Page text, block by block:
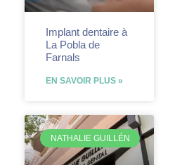
Implant dentaire à
La Pobla de
Farnals
EN SAVOIR PLUS »
NATHALIE GUILLÉN